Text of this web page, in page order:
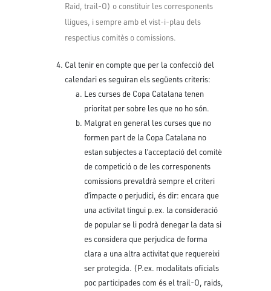
Raid, trail-O) o constituir les corresponents
lligues, i sempre amb el vist-i-plau dels
respectius comitès o comissions.
Cal tenir en compte que per la confecció del
calendari es seguiran els següents criteris:
Les curses de Copa Catalana tenen
prioritat per sobre les que no ho són.
Malgrat en general les curses que no
formen part de la Copa Catalana no
estan subjectes a l’acceptació del comitè
de competició o de les corresponents
comissions prevaldrà sempre el criteri
d’impacte o perjudici, és dir: encara que
una activitat tingui p.ex. la consideració
de popular se li podrà denegar la data si
es considera que perjudica de forma
clara a una altra activitat que requereixi
ser protegida. (P.ex. modalitats oficials
poc participades com és el trail-O, raids,